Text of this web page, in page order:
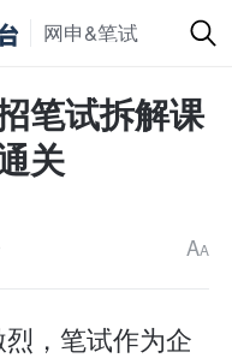
网申&笔试
笔试拆解课
关
AA
，笔试作为企